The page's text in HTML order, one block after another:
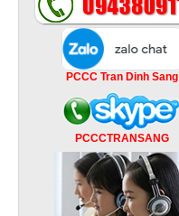
PCCC Tran Dinh Sang
PCCCTRANSANG